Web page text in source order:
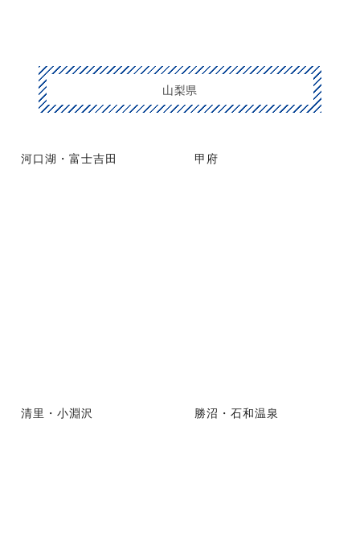
山梨県
河口湖・富士吉田 甲府
清里・小淵沢 勝沼・石和温泉